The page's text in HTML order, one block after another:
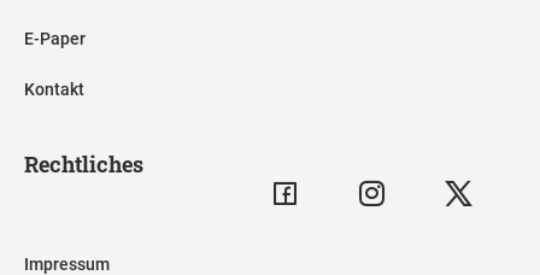
E-Paper
Kontakt
Rechtliches
Impressum